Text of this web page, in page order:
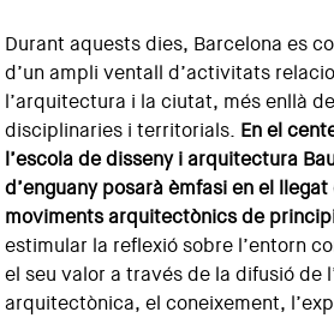
Durant aquests dies, Barcelona es
d’un ampli ventall d’activitats
l’arquitectura i la ciutat, més enllà
disciplinaries i territorials. En el
l’escola de disseny i arquitectura
d’enguany posarà èmfasi en el
moviments arquitectònics de
estimular la reflexió sobre l’entorn
el seu valor a través de la difusió de
arquitectònica, el coneixement,